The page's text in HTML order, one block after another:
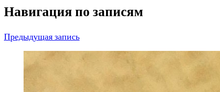
Навигация по записям
Предыдущая запись